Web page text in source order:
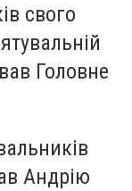
свого
Головне
Андрію